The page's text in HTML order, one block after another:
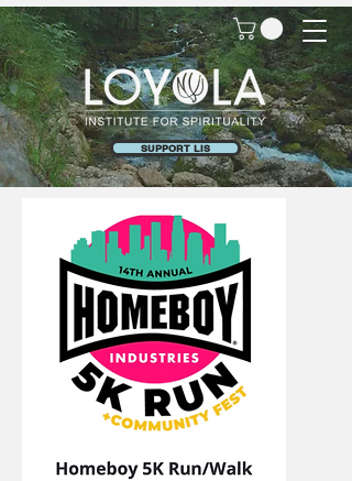
SUPPORT LIS